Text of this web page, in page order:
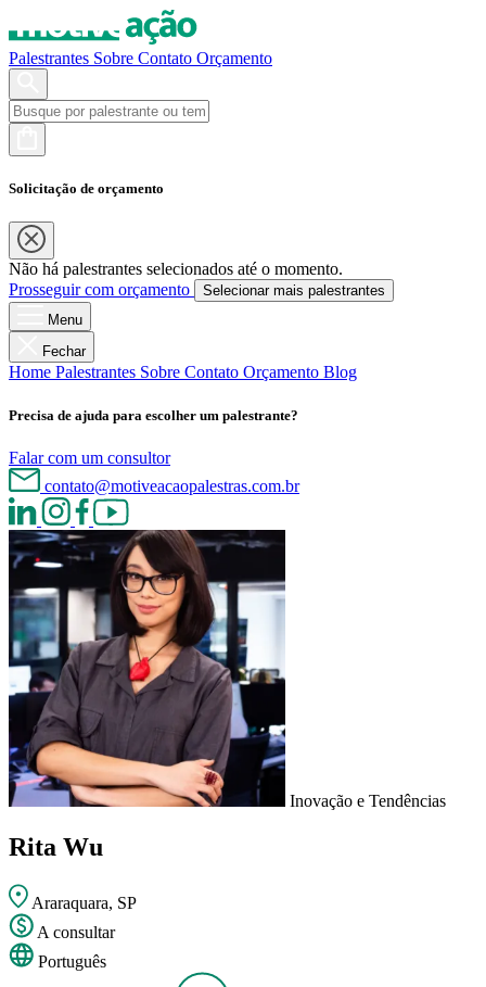
Palestrantes Sobre Contato Orçamento
Solicitação de orçamento
Não há palestrantes selecionados até o momento.
Prosseguir com orçamento
Selecionar mais palestrantes
Menu
Fechar
Home Palestrantes Sobre Contato Orçamento Blog
Precisa de ajuda para escolher um palestrante?
Falar com um consultor
contato@motiveacaopalestras.com.br
Inovação e Tendências
Rita Wu
Araraquara, SP
A consultar
Português